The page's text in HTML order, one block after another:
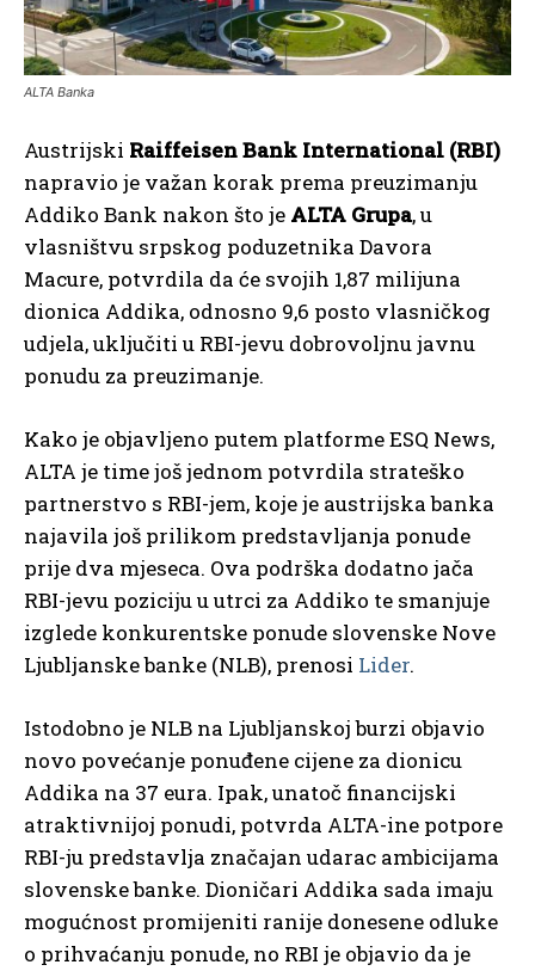
ALTA Banka
Austrijski Raiffeisen Bank International (RBI)
napravio je važan korak prema preuzimanju
Addiko Bank nakon što je ALTA Grupa, u
vlasništvu srpskog poduzetnika Davora
Macure, potvrdila da će svojih 1,87 milijuna
dionica Addika, odnosno 9,6 posto vlasničkog
udjela, uključiti u RBI-jevu dobrovoljnu javnu
ponudu za preuzimanje.
Kako je objavljeno putem platforme ESQ News,
ALTA je time još jednom potvrdila strateško
partnerstvo s RBI-jem, koje je austrijska banka
najavila još prilikom predstavljanja ponude
prije dva mjeseca. Ova podrška dodatno jača
RBI-jevu poziciju u utrci za Addiko te smanjuje
izglede konkurentske ponude slovenske Nove
Ljubljanske banke (NLB), prenosi Lider.
Istodobno je NLB na Ljubljanskoj burzi objavio
novo povećanje ponuđene cijene za dionicu
Addika na 37 eura. Ipak, unatoč financijski
atraktivnijoj ponudi, potvrda ALTA-ine potpore
RBI-ju predstavlja značajan udarac ambicijama
slovenske banke. Dioničari Addika sada imaju
mogućnost promijeniti ranije donesene odluke
o prihvaćanju ponude, no RBI je objavio da je